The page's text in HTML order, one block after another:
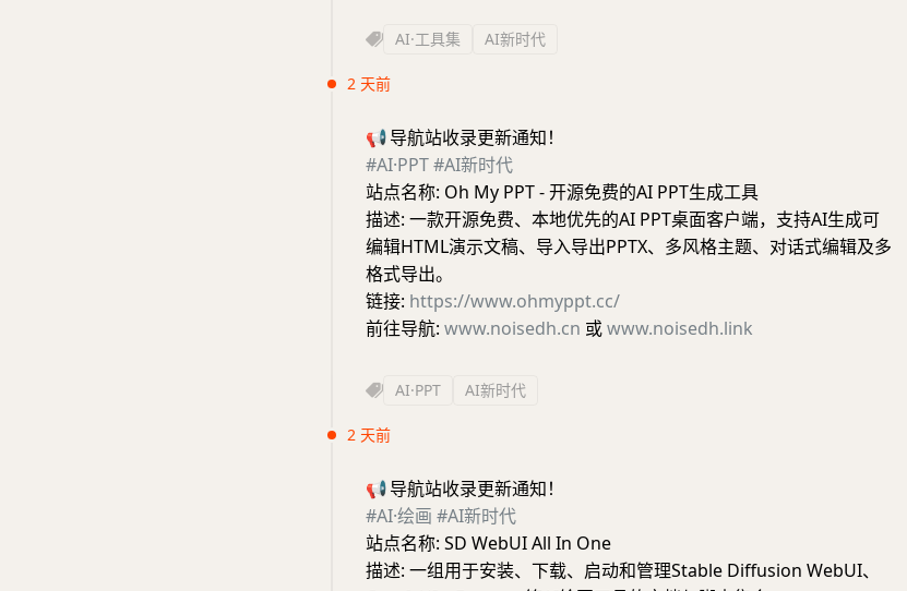
AI·工具集 AI新时代
2 天前
📢导航站收录更新通知！
#AI·PPT#AI新时代
站点名称: Oh My PPT - 开源免费的AI PPT生成工具
描述: 一款开源免费、本地优先的AI PPT桌面客户端，支持AI生成可
编辑HTML演示文稿、导入导出PPTX、多风格主题、对话式编辑及多
格式导出。
链接: https://www.ohmyppt.cc/
前往导航: www.noisedh.cn 或www.noisedh.link
AI·PPT AI新时代
2 天前
📢导航站收录更新通知！
#AI·绘画 #AI新时代
站点名称: SD WebUI All In One
描述: 一组用于安装、下载、启动和管理Stable Diffusion WebUI、